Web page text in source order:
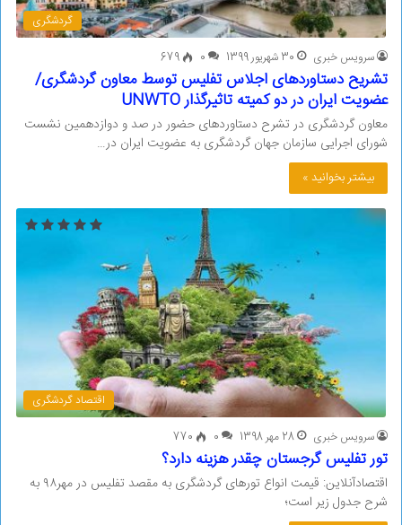
گردشگری
سرویس خبری 30 شهریور 1399 0
679
تشریح دستاوردهای اجلاس تفلیس توسط معاون گردشگری/
عضویت ایران در دو کمیته تاثیرگذار UNWTO
معاون گردشگری در تشرح دستاوردهای حضور در صد و دوازدهمین نشست
شورای اجرایی سازمان جهان گردشگری به عضویت ایران در…
بیشتر بخوانید »
اقتصاد گردشگری
سرویس خبری 28 مهر 1398 0
770
تور تفلیس گرجستان چقدر هزینه دارد؟
اقتصادآنلاین: قیمت انواع تورهای گردشگری به مقصد تفلیس در مهر۹۸ به
شرح جدول زیر است؛